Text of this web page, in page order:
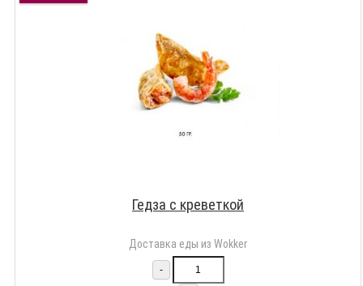
Гедза с креветкой
Доставка еды из Wokker
-